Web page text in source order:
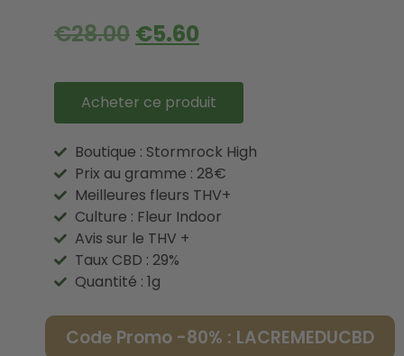
€28.00 €5.60
Acheter ce produit
Boutique : Stormrock High
Prix au gramme : 28€
Meilleures fleurs THV+
Culture : Fleur Indoor
Avis sur le THV +
Taux CBD : 29%
Quantité : 1g
Code Promo -80% : LACREMEDUCBD